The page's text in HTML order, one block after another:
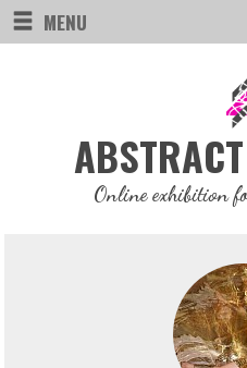
MENU
ABSTRACT
Online exhibition